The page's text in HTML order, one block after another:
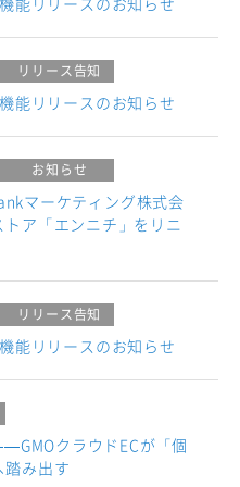
リリース告知
能リリースのお知らせ
お知らせ
マーケティング株式会
ア「エンニチ」をリニ
リリース告知
能リリースのお知らせ
クラウドECが「個
踏み出す